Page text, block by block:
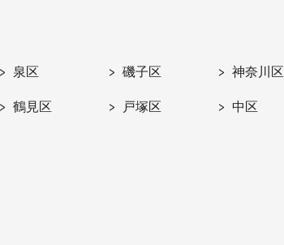
泉区 磯子区 神奈川区
鶴見区 戸塚区 中区